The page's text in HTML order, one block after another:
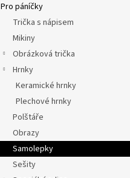
Pro páníčky
Trička s nápisem
Mikiny
Obrázková trička
Hrnky
Keramické hrnky
Plechové hrnky
Polštáře
Obrazy
Samolepky
Sešity